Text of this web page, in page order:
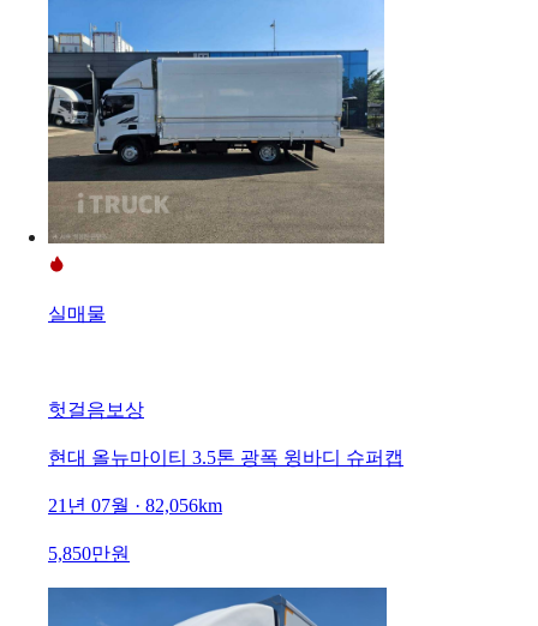
실매물
헛걸음보상
현대 올뉴마이티 3.5톤 광폭 윙바디 슈퍼캡
21년 07월 · 82,056km
5,850만원